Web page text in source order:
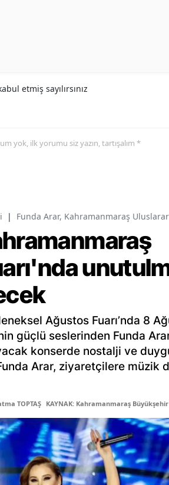
etmiş sayılırsınız
yok, ilk yorumu siz yazın, tartışalım *
| Funda Arar, Kahramanmaraş
Ağustos Fuarı’nda 8
güçlü seslerinden Funda
konserde nostalji ve
Arar, ziyaretçilere müzik
TOPTAŞ KAYNAK: Kahramanmaraş